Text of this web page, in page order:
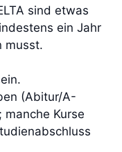
sind etwas
ein Jahr
musst.
(Abitur/A-
Kurse